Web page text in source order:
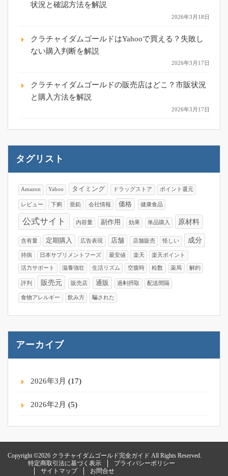
状況と確認方法を解説
2026年3月18日
クラチャイダムゴールドはYahooで買える？失敗し
ない購入判断を解説
2026年3月17日
クラチャイダムゴールドの販売店はどこ？市販状況
と購入方法を解説
2026年3月17日
タグリスト
Amazon Yahoo タイミング ドラッグストア ポイント還元
レビュー 下痢 亜鉛 会社情報 価格 健康食品
公式サイト 内容量 副作用 効果 単品購入 原材料
含有量 定期購入 広告表現 店舗 店舗販売 怪しい 成分
持病 日本サプリメントフーズ 最安値 楽天 楽天ポイント
活力サポート 滋養強壮 生活リズム 空腹時 粒数 薬局 解約
評判 販売元 販売店 通販 過剰摂取 配送間隔
食物アレルギー 飲み方 騙された
アーカイブ
2026年3月 (17)
2026年2月 (5)
Copyright ©2026 クラチャイダムゴールド完全ガイド All Rights Reserved.
特定商取引法に基づく表示
プライバシーポリシー
サイトマップ
お問合せ